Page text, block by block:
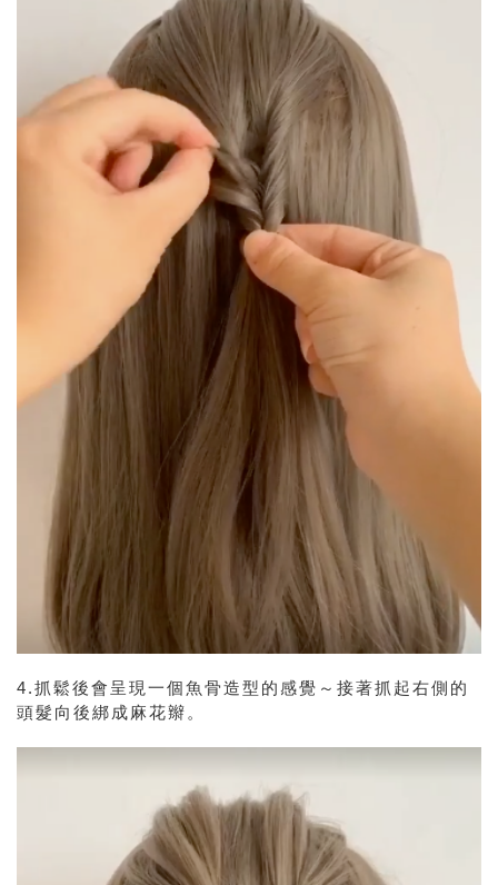
4.抓鬆後會呈現一個魚骨造型的感覺～接著抓起右側的
頭髮向後綁成麻花辮。